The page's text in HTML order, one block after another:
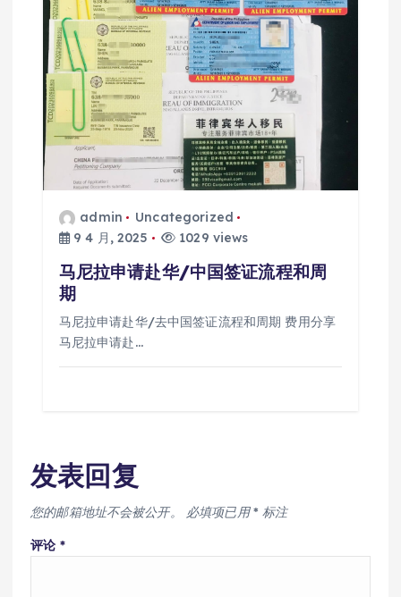
admin
Uncategorized
9 4 月, 2025
1029 views
马尼拉申请赴华/中国签证流程和周
期
马尼拉申请赴华/去中国签证流程和周期 费用分享
马尼拉申请赴…
发表回复
您的邮箱地址不会被公开。 必填项已用* 标注
评论 *